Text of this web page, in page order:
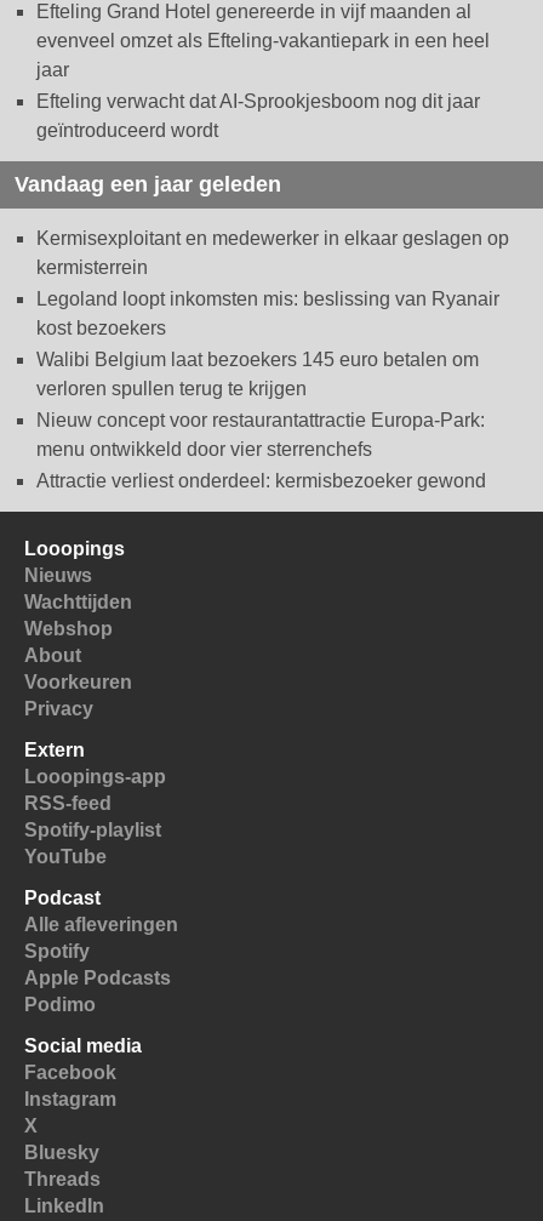
Efteling Grand Hotel genereerde in vijf maanden al
evenveel omzet als Efteling-vakantiepark in een heel
jaar
Efteling verwacht dat AI-Sprookjesboom nog dit jaar
geïntroduceerd wordt
Vandaag een jaar geleden
Kermisexploitant en medewerker in elkaar geslagen op
kermisterrein
Legoland loopt inkomsten mis: beslissing van Ryanair
kost bezoekers
Walibi Belgium laat bezoekers 145 euro betalen om
verloren spullen terug te krijgen
Nieuw concept voor restaurantattractie Europa-Park:
menu ontwikkeld door vier sterrenchefs
Attractie verliest onderdeel: kermisbezoeker gewond
Looopings
Nieuws
Wachttijden
Webshop
About
Voorkeuren
Privacy
Extern
Looopings-app
RSS-feed
Spotify-playlist
YouTube
Podcast
Alle afleveringen
Spotify
Apple Podcasts
Podimo
Social media
Facebook
Instagram
X
Bluesky
Threads
LinkedIn